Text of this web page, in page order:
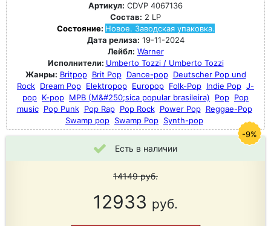
Артикул: CDVP 4067136
Состав: 2 LP
Состояние: Новое. Заводская упаковка.
Дата релиза: 19-11-2024
Лейбл: Warner
Исполнители: Umberto Tozzi / Umberto Tozzi
Жанры: Britpop Brit Pop Dance-pop Deutscher Pop und
Rock Dream Pop Elektropop Europop Folk-Pop Indie Pop J-
pop K-pop MPB (M&#250;sica popular brasileira) Pop Pop
music Pop Punk Pop Rap Pop Rock Power Pop Reggae-Pop
Swamp pop Swamp Pop Synth-pop
Есть в наличии
14149руб.
12933 руб.
-9%